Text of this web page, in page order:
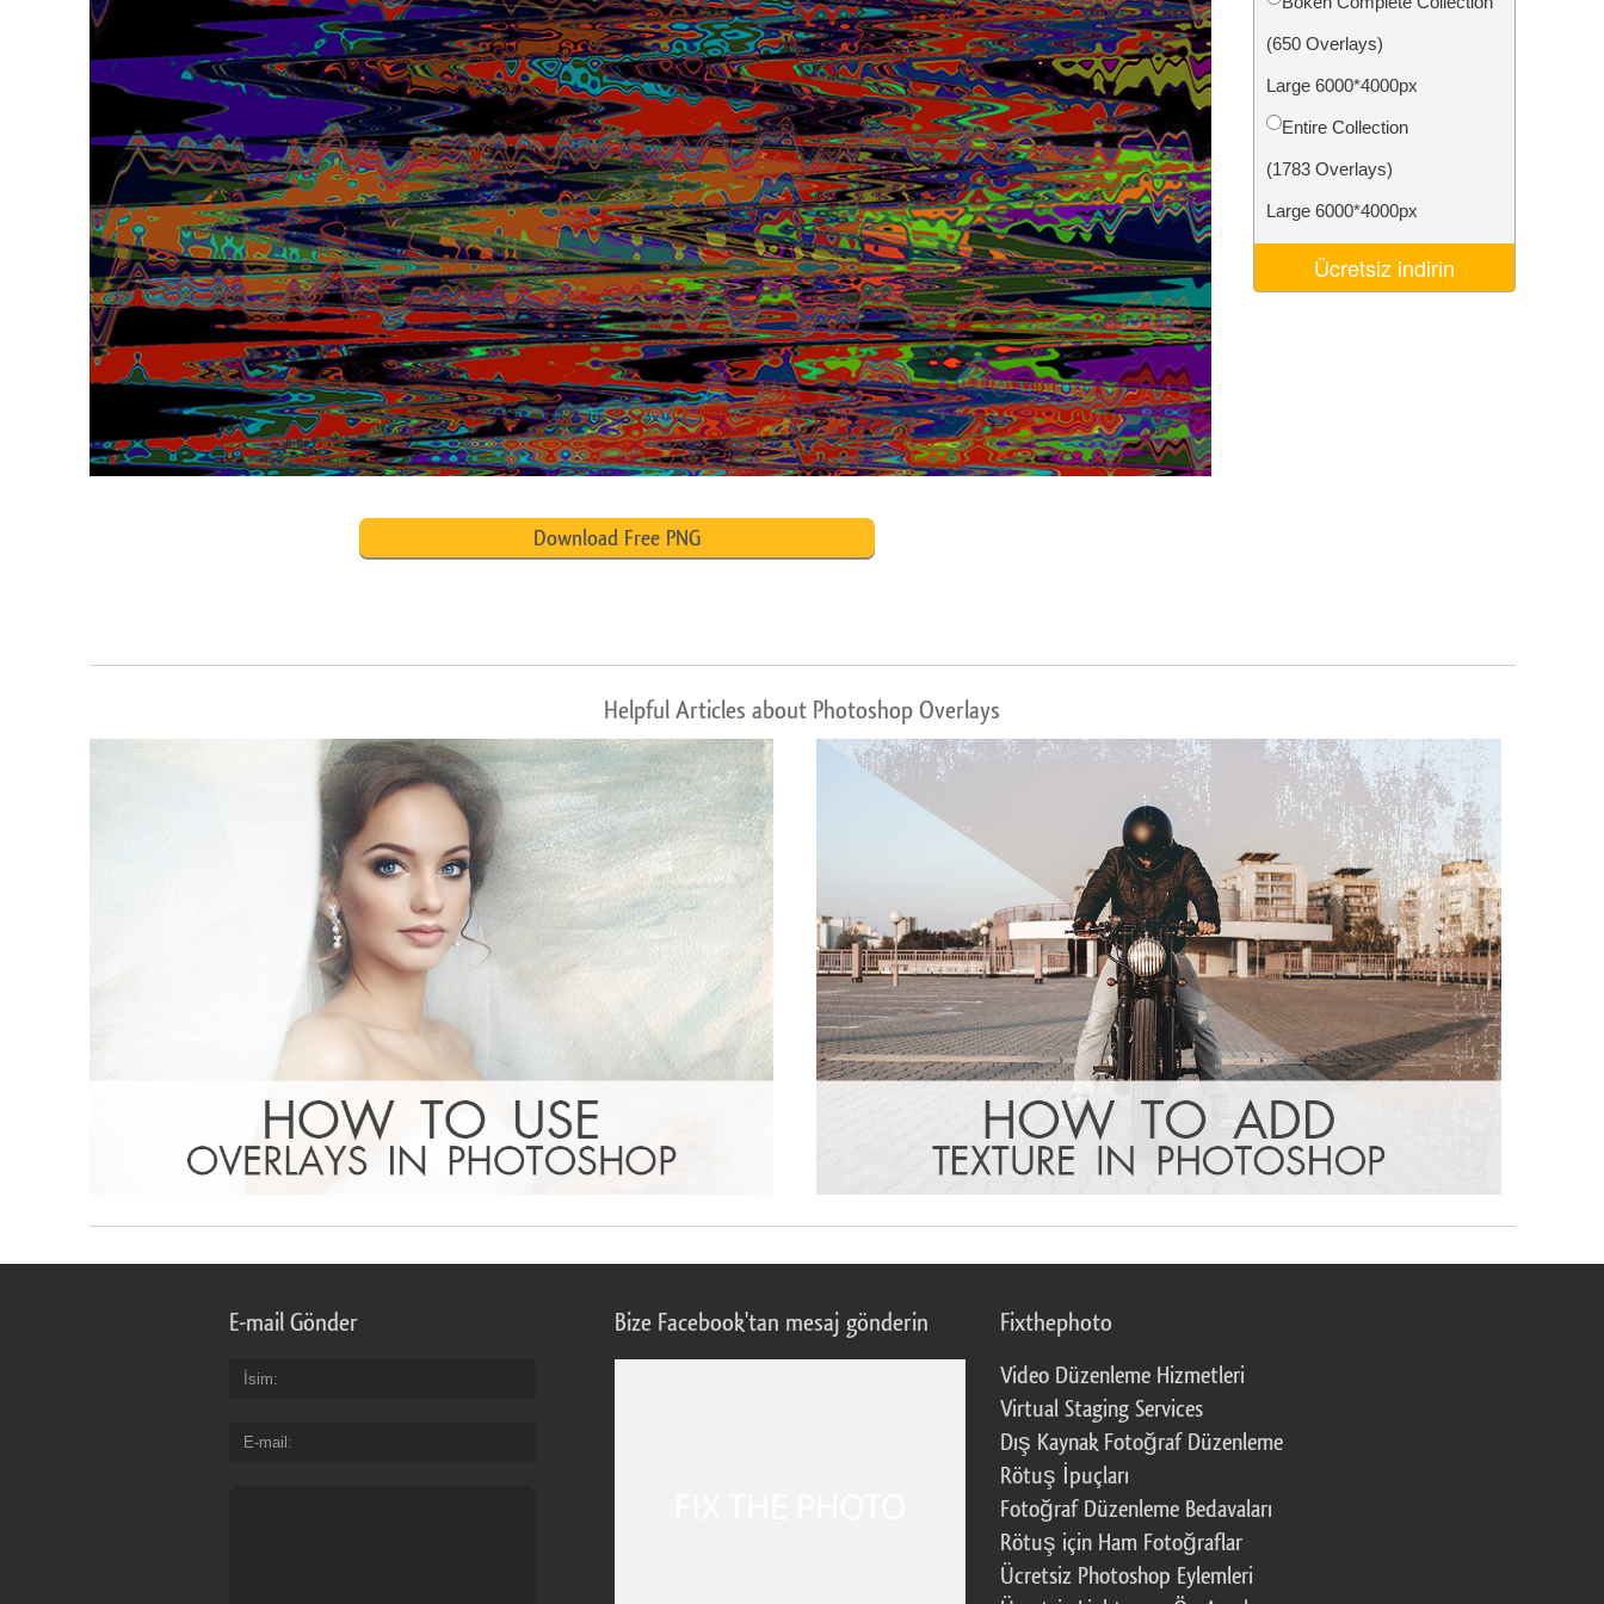
Ürün Rötuş Hizmetleri Mücevher Rötuş Hizmetleri AI Eğitim Verileri Video Editing Services
(650 Overlays)
Large 6000*4000px
Entire Collection
(1783 Overlays)
Large 6000*4000px
Ücretsiz indirin
Download Free PNG
Helpful Articles about Photoshop Overlays
E-mail Gönder
İsim
E-mail
Bize Facebook'tan mesaj gönderin Fixthephoto
Video Düzenleme Hizmetleri
Virtual Staging Services
Dış Kaynak Fotoğraf Düzenleme
Rötuş İpuçları
Fotoğraf Düzenleme Bedavaları
Rötuş için Ham Fotoğraflar
Ücretsiz Photoshop Eylemleri